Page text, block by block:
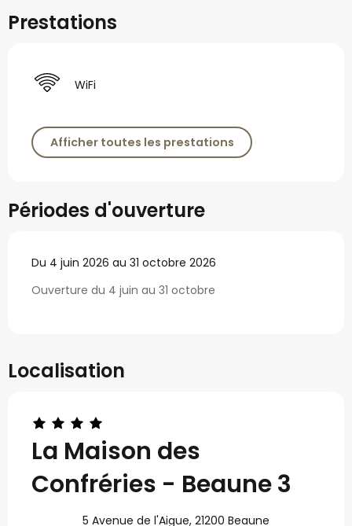
Prestations
WiFi
Afficher toutes les prestations
Périodes d'ouverture
Du 4 juin 2026 au 31 octobre 2026
Ouverture du 4 juin au 31 octobre
Localisation
La Maison des
Confréries - Beaune 3
5 Avenue de l'Aigue, 21200 Beaune